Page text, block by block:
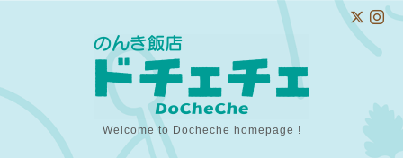
Welcome to Docheche homepage !